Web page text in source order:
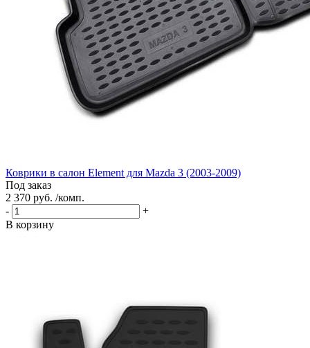
Коврики в салон Element для Mazda 3 (2003-2009)
Под заказ
2 370 руб. /комп.
-
+
В корзину